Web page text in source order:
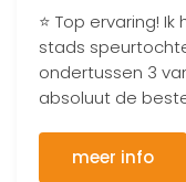
⭐ Top ervaring!
stads
ondertussen 3
absoluut de
meer info